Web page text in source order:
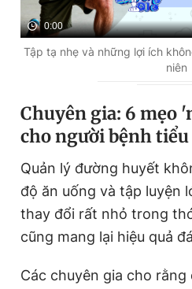
0:00
Tập tạ nhẹ và những lợi ích
niên
Chuyên gia: 6 mẹo
cho người bệnh
Quản lý đường huyết
độ ăn uống và tập luyện
thay đổi rất nhỏ trong
cũng mang lại hiệu quả
Các chuyên gia cho